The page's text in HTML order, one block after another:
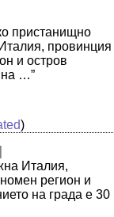
пристанищно
провинция
и остров
…”
)
Италия,
регион и
на града е 30